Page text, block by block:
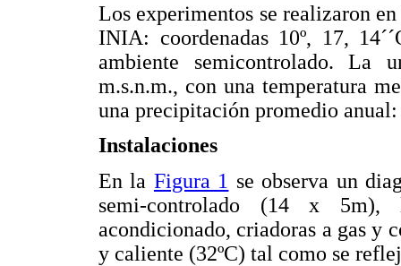
Los experimentos se realizaron
INIA: coordenadas 10º, 17,
ambiente semicontrolado. La
m.s.n.m., con una temperatura
una precipitación promedio
Instalaciones
En la Figura 1 se observa un
semi-controlado (14 x
acondicionado, criadoras a gas y
y caliente (32ºC) tal como se